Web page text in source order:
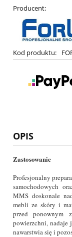
Producent:
Kod produktu:
OPIS
Zastosowanie
Profesjonalny
samochodowych
MMS doskonale
mebli ze skóry i
przed ponownym
powierzchni, nadaje
nawarstwia się i